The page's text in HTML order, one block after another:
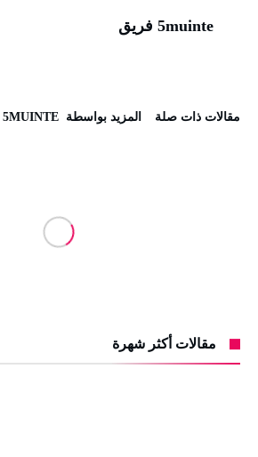
5muinte فريق
‫مقالات ذات صلة‬ ‫‫المزيد بواسطة‬ ‬ 5MUINTE فريق
مقالات أكثر شهرة